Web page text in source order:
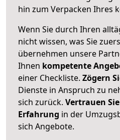
hin zum Verpacken Ihres
Wenn Sie durch Ihren
nicht wissen, was Sie
übernehmen unsere
Ihnen kompetente
einer Checkliste. Zögern
Dienste in Anspruch zu
sich zurück. Vertrauen
Erfahrung in der
sich Angebote.